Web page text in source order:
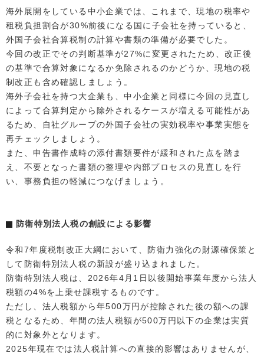
海外展開をしている中小企業では、これまで、現地の税率や
租税負担割合が30%前後になる国に子会社を持っていると、
外国子会社合算税制の計算や書類の準備が必要でした。
今回の改正でその判断基準が27%に変更されたため、改正後
の基準で合算対象になるか免除されるのかどうか、現地の税
制改正も含め確認しましょう。
海外子会社を持つ大企業も、中小企業と同様に今回の見直し
によって合算判定から除外されるケースが増える可能性があ
るため、自社グループの外国子会社の実効税率や事業実態を
再チェックしましょう。
また、申告書作成時の添付書類要件が緩和された点を踏ま
え、不要となった書類の整理や内部プロセスの見直しを行
い、事務負担の軽減につなげましょう。
防衛特別法人税の創設による影響
令和7年度税制改正大綱において、防衛力強化の財源確保策と
して防衛特別法人税の新設が盛り込まれました。
防衛特別法人税は、2026年4月1日以後開始事業年度から法人
税額の4%を上乗せ課税するものです。
ただし、法人税額から年500万円が控除された後の額への課
税となるため、年間の法人税額が500万円以下の企業は実質
的に対象外となります。
2025年現在では法人税計算への直接的影響はありませんが、